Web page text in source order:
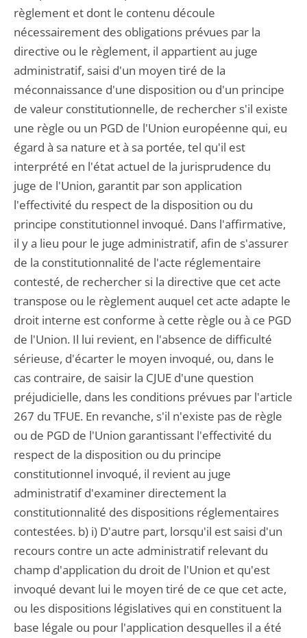
règlement et dont le contenu découle
nécessairement des obligations prévues par la
directive ou le règlement, il appartient au juge
administratif, saisi d'un moyen tiré de la
méconnaissance d'une disposition ou d'un principe
de valeur constitutionnelle, de rechercher s'il existe
une règle ou un PGD de l'Union européenne qui, eu
égard à sa nature et à sa portée, tel qu'il est
interprété en l'état actuel de la jurisprudence du
juge de l'Union, garantit par son application
l'effectivité du respect de la disposition ou du
principe constitutionnel invoqué. Dans l'affirmative,
il y a lieu pour le juge administratif, afin de s'assurer
de la constitutionnalité de l'acte réglementaire
contesté, de rechercher si la directive que cet acte
transpose ou le règlement auquel cet acte adapte le
droit interne est conforme à cette règle ou à ce PGD
de l'Union. Il lui revient, en l'absence de difficulté
sérieuse, d'écarter le moyen invoqué, ou, dans le
cas contraire, de saisir la CJUE d'une question
préjudicielle, dans les conditions prévues par l'article
267 du TFUE. En revanche, s'il n'existe pas de règle
ou de PGD de l'Union garantissant l'effectivité du
respect de la disposition ou du principe
constitutionnel invoqué, il revient au juge
administratif d'examiner directement la
constitutionnalité des dispositions réglementaires
contestées. b) i) D'autre part, lorsqu'il est saisi d'un
recours contre un acte administratif relevant du
champ d'application du droit de l'Union et qu'est
invoqué devant lui le moyen tiré de ce que cet acte,
ou les dispositions législatives qui en constituent la
base légale ou pour l'application desquelles il a été